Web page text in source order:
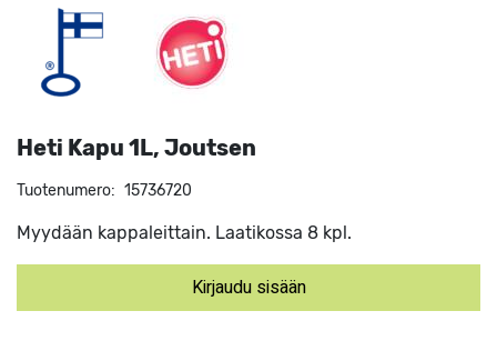
Heti Kapu 1L, Joutsen
Tuotenumero: 15736720
Myydään kappaleittain. Laatikossa 8 kpl.
Kirjaudu sisään